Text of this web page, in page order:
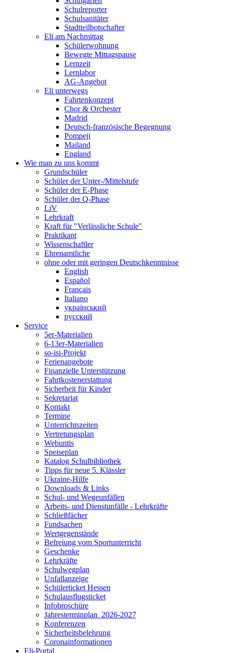
Schulreporter
Schulsanitäter
Stadtteilbotschafter
Eli am Nachmittag
Schülerwohnung
Bewegte Mittagspause
Lernzeit
Lernlabor
AG-Angebot
Eli unterwegs
Fahrtenkonzept
Chor & Orchester
Madrid
Deutsch-französische Begegnung
Pompeji
Mailand
England
Wie man zu uns kommt
Grundschüler
Schüler der Unter-/Mittelstufe
Schüler der E-Phase
Schüler der Q-Phase
LiV
Lehrkraft
Kraft für "Verlässliche Schule"
Praktikant
Wissenschaftler
Ehrenamtliche
ohne oder mit geringen Deutschkenntnisse
English
Español
Français
Italiano
український
русский
Service
5er-Materialien
6-13er-Materialien
so-isi-Projekt
Ferienangebote
Finanzielle Unterstützung
Fahrtkostenerstattung
Sicherheit für Kinder
Sekretariat
Kontakt
Termine
Unterrichtszeiten
Vertretungsplan
Webuntis
Speiseplan
Katalog Schulbibliothek
Tipps für neue 5. Klässler
Ukraine-Hilfe
Downloads & Links
Schul- und Wegeunfällen
Arbeits- und Dienstunfälle - Lehrkräfte
Schließfächer
Fundsachen
Wertgegenstände
Befreiung vom Sportunterricht
Geschenke
Lehrkräfte
Schulwegplan
Unfallanzeige
Schülerticket Hessen
Schulausflugsticket
Infobroschüre
Jahresterminplan_2026-2027
Konferenzen
Sicherheitsbelehrung
Coronainformationen
Eli-Portal